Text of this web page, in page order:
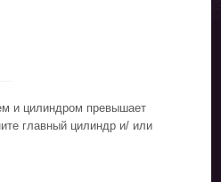
и цилиндром превышает
главный цилиндр и/ или